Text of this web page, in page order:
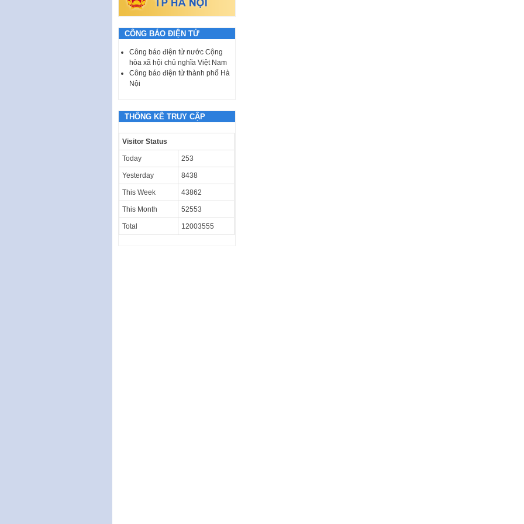
CÔNG BÁO ĐIỆN TỬ
Công báo điện tử nước Cộng
hòa xã hội chủ nghĩa Việt Nam
Công báo điện tử thành phố Hà
Nội
THỐNG KÊ TRUY CẬP
Visitor Status
Today 253
Yesterday 8438
This Week 43862
This Month 52553
Total 12003555